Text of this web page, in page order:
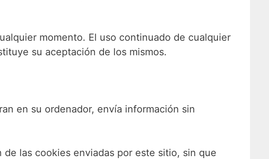
momento. El uso continuado de cualquier
su aceptación de los mismos.
en su ordenador, envía información sin
las cookies enviadas por este sitio, sin que